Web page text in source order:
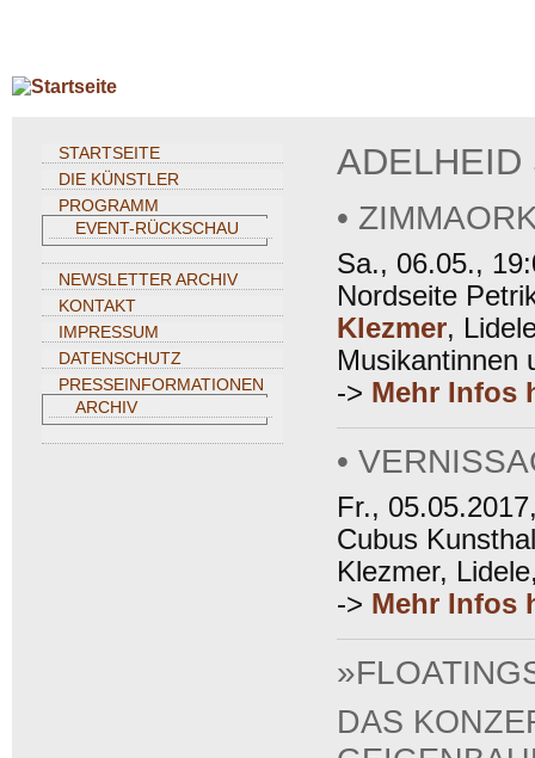
STARTSEITE
DIE KÜNSTLER
PROGRAMM
EVENT-RÜCKSCHAU
NEWSLETTER ARCHIV
KONTAKT
IMPRESSUM
DATENSCHUTZ
PRESSEINFORMATIONEN
ARCHIV
ADELHEID
•
Sa., 06.05.,
Nordseite
Klezmer,
Musikantinnen
-> Mehr Infos
•
Fr.,
Cubus
Klezmer,
-> Mehr Infos
DAS